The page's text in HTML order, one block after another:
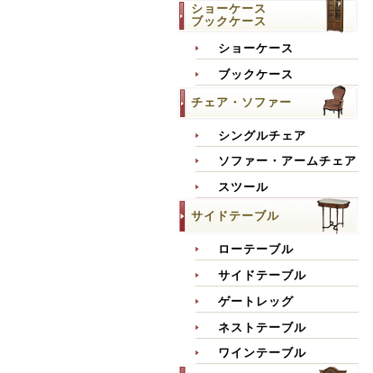
ショーケース
ブックケース
ショーケース
ブックケース
チェア・ソファー
シングルチェア
ソファー・アームチェア
スツール
サイドテーブル
ローテーブル
サイドテーブル
ゲートレッグ
ネストテーブル
ワインテーブル